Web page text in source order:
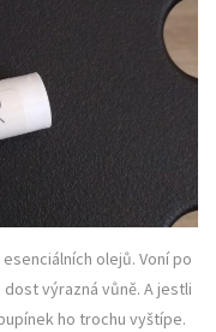
olejů. Voní po
výrazná vůně. A jestli
ho trochu vyštípe.